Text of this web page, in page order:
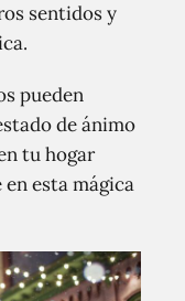
sentidos y
pueden
de ánimo
tu hogar
esta mágica